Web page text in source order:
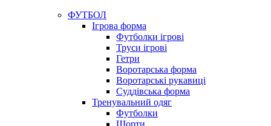
ФУТБОЛ
Ігрова форма
Футболки ігрові
Труси ігрові
Гетри
Воротарська форма
Воротарські рукавиці
Суддівська форма
Тренувальний одяг
Футболки
Шорти